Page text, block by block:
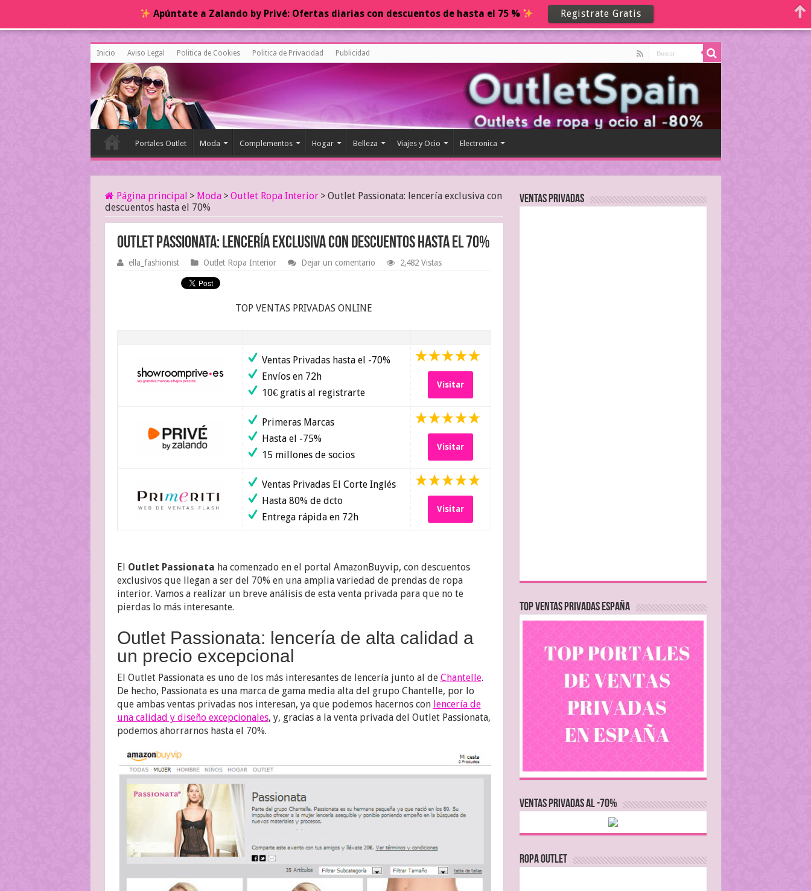
Inicio Aviso Legal Politica de Cookies Politica de Privacidad Publicidad
Portales Outlet Moda Complementos Hogar Belleza Viajes y Ocio Electronica
Página principal > Moda > Outlet Ropa Interior > Outlet Passionata: lencería exclusiva con
descuentos hasta el 70%
Outlet Passionata: lencería exclusiva con descuentos hasta el 70%
ella_fashionist Outlet Ropa Interior Dejar un comentario 2,482 Vistas
TOP VENTAS PRIVADAS ONLINE
Ventas Privadas hasta el -70%
Envíos en 72h
10€ gratis al registrarte
Visitar
Primeras Marcas
Hasta el -75%
15 millones de socios
Visitar
Ventas Privadas El Corte Inglés
Hasta 80% de dcto
Entrega rápida en 72h
Visitar
El Outlet Passionata ha comenzado en el portal AmazonBuyvip, con descuentos
exclusivos que llegan a ser del 70% en una amplia variedad de prendas de ropa
interior. Vamos a realizar un breve análisis de esta venta privada para que no te
pierdas lo más interesante.
Outlet Passionata: lencería de alta calidad a
un precio excepcional
El Outlet Passionata es uno de los más interesantes de lencería junto al de Chantelle.
De hecho, Passionata es una marca de gama media alta del grupo Chantelle, por lo
que ambas ventas privadas nos interesan, ya que podemos hacernos con lencería de
una calidad y diseño excepcionales, y, gracias a la venta privada del Outlet Passionata,
podemos ahorrarnos hasta el 70%.
Ventas Privadas
TOP VENTAS PRIVADAS ESPAÑA
VENTAS PRIVADAS AL -70%
Ropa Outlet
Apúntate a Zalando by Privé: Ofertas diarias con descuentos de hasta el 75 % Registrate Gratis